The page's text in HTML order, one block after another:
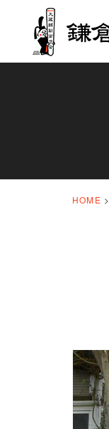
HOME >